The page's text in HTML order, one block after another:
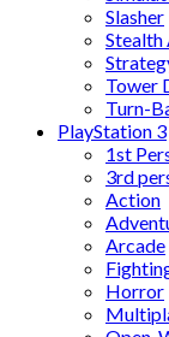
Slasher
Stealth
Tower
Turn-
PlayStation 3
1st
3rd
Action
Arcade
Horror